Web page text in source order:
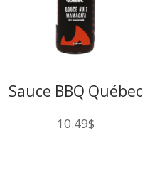
Sauce BBQ Québec
10.49$